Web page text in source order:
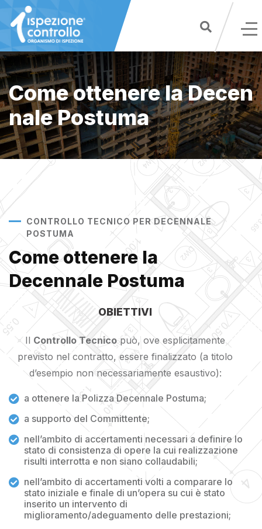
to
content
Come ottenere la Decen
nale Postuma
CONTROLLO TECNICO PER DECENNALE
POSTUMA
Come ottenere la
Decennale Postuma
OBIETTIVI
Il Controllo Tecnicopuò, ove esplicitamente
previsto nel contratto, essere finalizzato (a titolo
d’esempio non necessariamente esaustivo):
a ottenere la Polizza Decennale Postuma;
a supporto del Committente;
nell’ambito di accertamenti necessari a definire lo
stato di consistenza di opere la cui realizzazione
risulti interrotta e non siano collaudabili;
nell’ambito di accertamenti volti a comparare lo
stato iniziale e finale di un’opera su cui è stato
inserito un intervento di
miglioramento/adeguamento delle prestazioni;